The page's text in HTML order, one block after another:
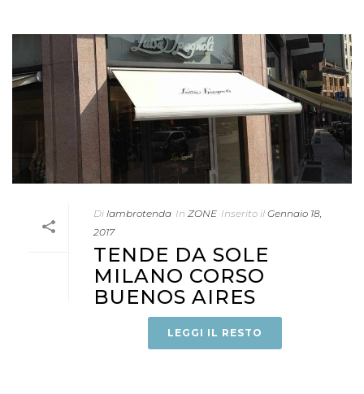
Di lambrotenda In ZONE Inserito il Gennaio 18,
2017
TENDE DA SOLE
MILANO CORSO
BUENOS AIRES
LEGGI IL RESTO